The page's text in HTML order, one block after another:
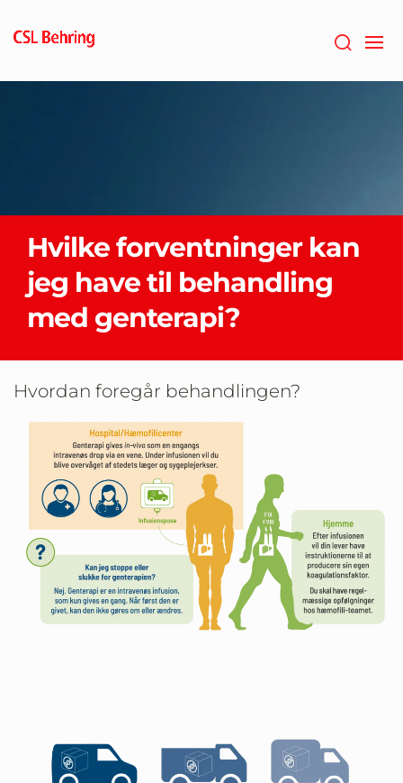
PRDZCHH
Hvilke forventninger kan
jeg have til behandling
med genterapi?
Hvordan foregår behandlingen?